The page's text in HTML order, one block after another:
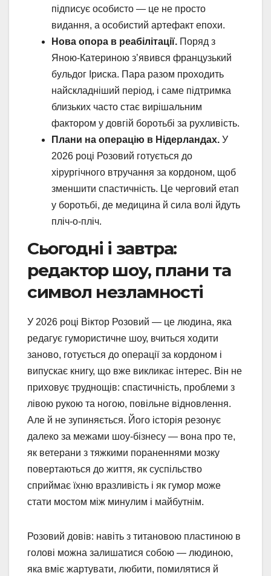
підписує особисто — це не просто
видання, а особистий артефакт епохи.
Нова опора в реабілітації. Поряд з
Яною-Катериною з’явився французький
бульдог Іриска. Пара разом проходить
найскладніший період, і саме підтримка
близьких часто стає вирішальним
фактором у довгій боротьбі за рухливість.
Плани на операцію в Нідерландах. У
2026 році Розовий готується до
хірургічного втручання за кордоном, щоб
зменшити спастичність. Це черговий етап
у боротьбі, де медицина й сила волі йдуть
пліч-о-пліч.
Сьогодні і завтра:
редактор шоу, плани та
символ незламності
У 2026 році Віктор Розовий — це людина, яка
редагує гумористичне шоу, вчиться ходити
заново, готується до операції за кордоном і
випускає книгу, що вже викликає інтерес. Він не
приховує труднощів: спастичність, проблеми з
лівою рукою та ногою, повільне відновлення.
Але й не зупиняється. Його історія резонує
далеко за межами шоу-бізнесу — вона про те,
як ветерани з тяжкими пораненнями мозку
повертаються до життя, як суспільство
сприймає їхню вразливість і як гумор може
стати мостом між минулим і майбутнім.
Розовий довів: навіть з титановою пластиною в
голові можна залишатися собою — людиною,
яка вміє жартувати, любити, помилятися й